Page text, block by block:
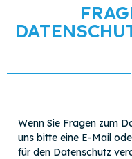
Wenn Sie Fragen zum
uns bitte eine E-Mail
für den Datenschutz